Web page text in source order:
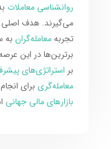
روانشناسی معاملات
می‌گیرند. هدف
تجربهمعامله‌گران
برترین‌ها در این
بر استراتژی‌های
معامله‌گری برای
بازارهای مالی جهانی